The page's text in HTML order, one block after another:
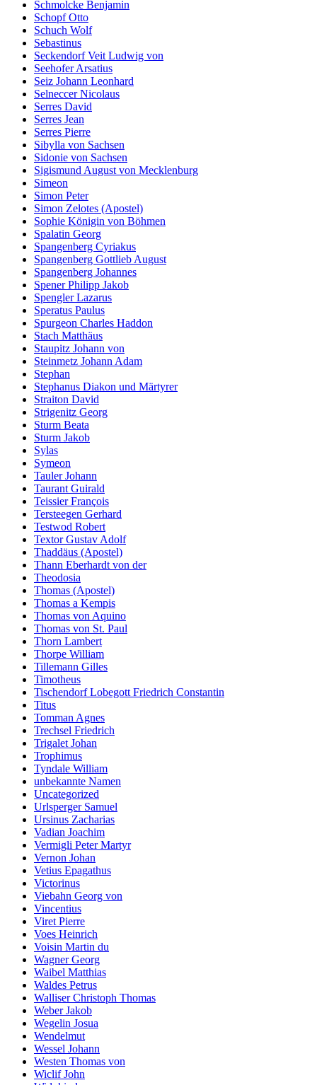
Schmolcke Benjamin
Schopf Otto
Schuch Wolf
Sebastinus
Seckendorf Veit Ludwig von
Seehofer Arsatius
Seiz Johann Leonhard
Selneccer Nicolaus
Serres David
Serres Jean
Serres Pierre
Sibylla von Sachsen
Sidonie von Sachsen
Sigismund August von Mecklenburg
Simeon
Simon Peter
Simon Zelotes (Apostel)
Sophie Königin von Böhmen
Spalatin Georg
Spangenberg Cyriakus
Spangenberg Gottlieb August
Spangenberg Johannes
Spener Philipp Jakob
Spengler Lazarus
Speratus Paulus
Spurgeon Charles Haddon
Stach Matthäus
Staupitz Johann von
Steinmetz Johann Adam
Stephan
Stephanus Diakon und Märtyrer
Straiton David
Strigenitz Georg
Sturm Beata
Sturm Jakob
Sylas
Symeon
Tauler Johann
Taurant Guirald
Teissier François
Tersteegen Gerhard
Testwod Robert
Textor Gustav Adolf
Thaddäus (Apostel)
Thann Eberhardt von der
Theodosia
Thomas (Apostel)
Thomas a Kempis
Thomas von Aquino
Thomas von St. Paul
Thorn Lambert
Thorpe William
Tillemann Gilles
Timotheus
Tischendorf Lobegott Friedrich Constantin
Titus
Tomman Agnes
Trechsel Friedrich
Trigalet Johan
Trophimus
Tyndale William
unbekannte Namen
Uncategorized
Urlsperger Samuel
Ursinus Zacharias
Vadian Joachim
Vermigli Peter Martyr
Vernon Johan
Vetius Epagathus
Victorinus
Viebahn Georg von
Vincentius
Viret Pierre
Voes Heinrich
Voisin Martin du
Wagner Georg
Waibel Matthias
Waldes Petrus
Walliser Christoph Thomas
Weber Jakob
Wegelin Josua
Wendelmut
Wessel Johann
Westen Thomas von
Wiclif John